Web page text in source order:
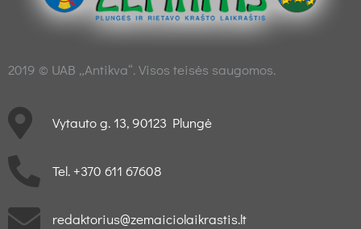
2019 © UAB „Antikva“. Visos teisės saugomos.
Vytauto g. 13, 90123 Plungė
Tel. +370 611 67608
redaktorius@zemaiciolaikrastis.lt